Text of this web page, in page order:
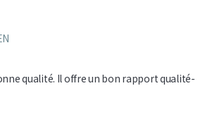
qualité. Il offre un bon rapport qualité-